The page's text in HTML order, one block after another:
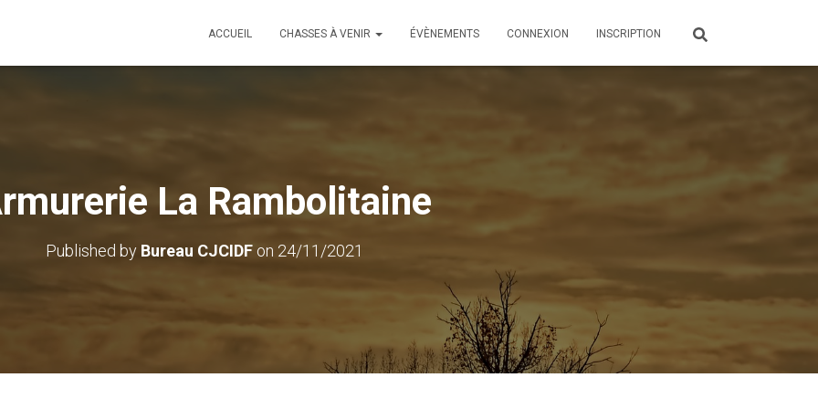
ACCUEIL CHASSES À VENIR ÉVÈNEMENTS CONNEXION INSCRIPTION
La Rambolitaine
Published by Bureau CJCIDF on 24/11/2021